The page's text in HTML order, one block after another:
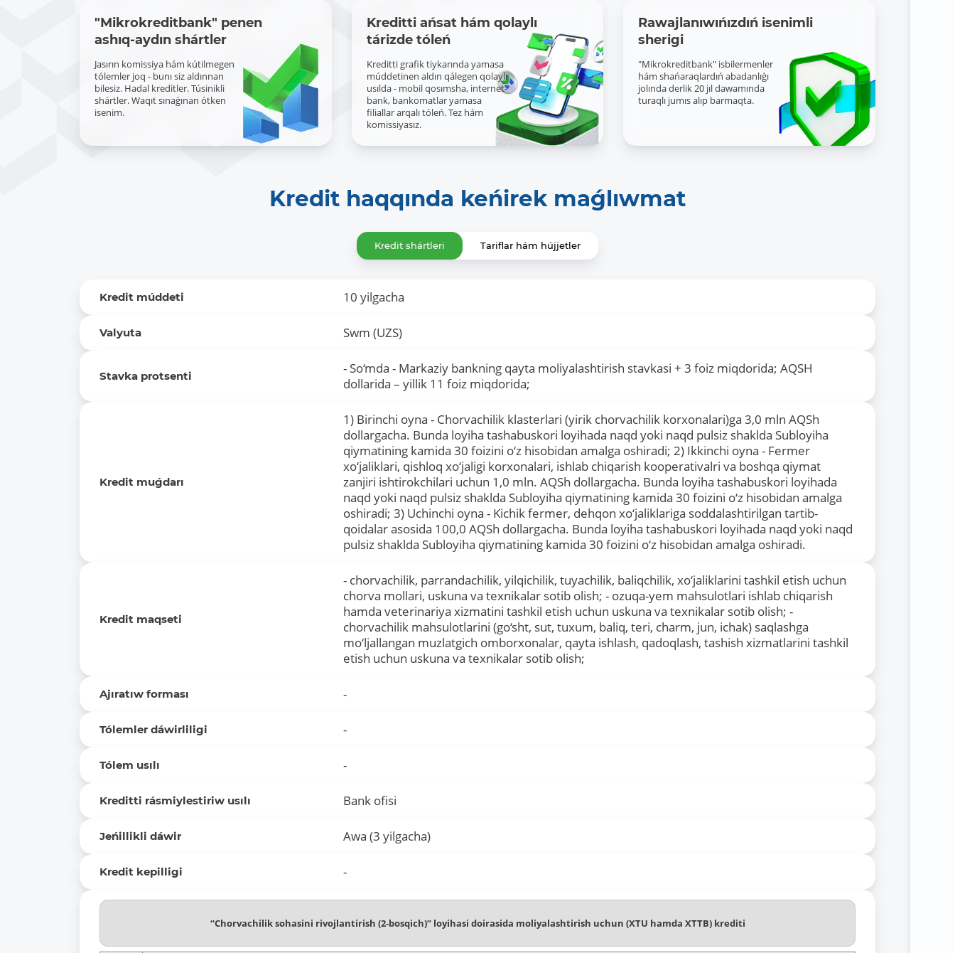
"Mikrokreditbank" penen
ashıq-aydın shártler
Jasırın komissiya hám kútilmegen
tólemler joq - bunı siz aldınnan
bilesiz. Hadal kreditler. Túsinikli
shártler. Waqıt sınaǵınan ótken
isenim.
Kreditti ańsat hám qolaylı
tárizde tóleń
Kreditti grafik tiykarında yamasa
múddetinen aldın qálegen qolaylı
usılda - mobil qosımsha, internet-
bank, bankomatlar yamasa
filiallar arqalı tóleń. Tez hám
komissiyasız.
Rawajlanıwıńızdıń isenimli
sherigi
"Mikrokreditbank" isbilermenler
hám shańaraqlardıń abadanlıǵı
jolında derlik 20 jıl dawamında
turaqlı jumıs alıp barmaqta.
Kredit haqqında keńirek maǵlıwmat
Kredit shártleri Tariflar hám hújjetler
Kredit múddeti 10 yilgacha
Valyuta Swm (UZS)
Stavka protsenti
- So‘mda - Markaziy bankning qayta moliyalashtirish stavkasi + 3 foiz miqdorida; AQSH
dollarida – yillik 11 foiz miqdorida;
Kredit muǵdarı
1) Birinchi oyna - Chorvachilik klasterlari (yirik chorvachilik korxonalari)ga 3,0 mln AQSh
dollargacha. Bunda loyiha tashabuskori loyihada naqd yoki naqd pulsiz shaklda Subloyiha
qiymatining kamida 30 foizini o‘z hisobidan amalga oshiradi; 2) Ikkinchi oyna - Fermer
xo‘jaliklari, qishloq xo‘jaligi korxonalari, ishlab chiqarish kooperativalri va boshqa qiymat
zanjiri ishtirokchilari uchun 1,0 mln. AQSh dollargacha. Bunda loyiha tashabuskori loyihada
naqd yoki naqd pulsiz shaklda Subloyiha qiymatining kamida 30 foizini o‘z hisobidan amalga
oshiradi; 3) Uchinchi oyna - Kichik fermer, dehqon xo‘jaliklariga soddalashtirilgan tartib-
qoidalar asosida 100,0 AQSh dollargacha. Bunda loyiha tashabuskori loyihada naqd yoki naqd
pulsiz shaklda Subloyiha qiymatining kamida 30 foizini o‘z hisobidan amalga oshiradi.
Kredit maqseti
- chorvachilik, parrandachilik, yilqichilik, tuyachilik, baliqchilik, xo‘jaliklarini tashkil etish uchun
chorva mollari, uskuna va texnikalar sotib olish; - ozuqa-yem mahsulotlari ishlab chiqarish
hamda veterinariya xizmatini tashkil etish uchun uskuna va texnikalar sotib olish; -
chorvachilik mahsulotlarini (go‘sht, sut, tuxum, baliq, teri, charm, jun, ichak) saqlashga
mo‘ljallangan muzlatgich omborxonalar, qayta ishlash, qadoqlash, tashish xizmatlarini tashkil
etish uchun uskuna va texnikalar sotib olish;
Ajıratıw forması -
Tólemler dáwirliligi -
Tólem usılı -
Kreditti rásmiylestiriw usılı Bank ofisi
Jeńillikli dáwir Awa (3 yilgacha)
Kredit kepilligi -
“Chorvachilik sohasini rivojlantirish (2-bosqich)” loyihasi doirasida moliyalashtirish uchun (XTU hamda XTTB) krediti
Tolıq